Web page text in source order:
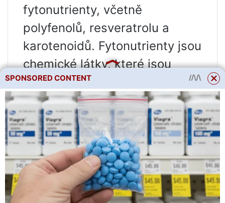
fytonutrienty, včetně
polyfenolů, resveratrolu a
karotenoidů. Fytonutrienty jsou
chemické látky, které jsou
produkovány rostlinami a mají
příznivý vliv na organismus, a
proto je tak důležité zařazovat
rostlinnou stravu do jídelníčku.
Většina antioxidantů a živin se
nachází ve slupce a semenech
hroznů, dužina neobsahuje
SPONSORED CONTENT